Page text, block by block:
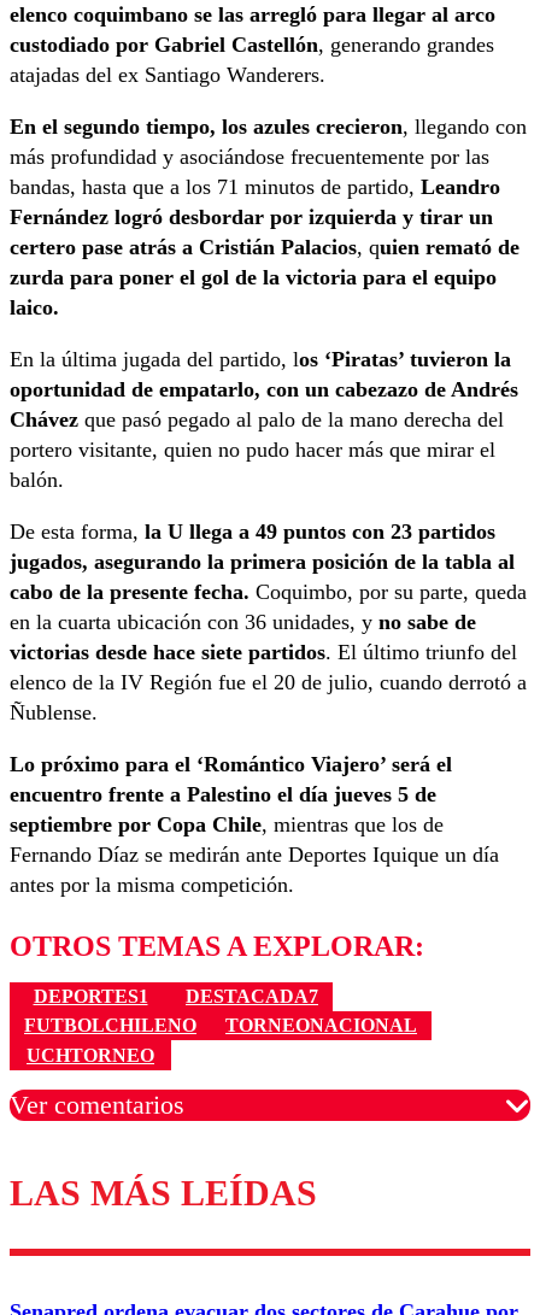
elenco coquimbano se las arregló para llegar al arco
custodiado por Gabriel Castellón, generando grandes
atajadas del ex Santiago Wanderers.
En el segundo tiempo, los azules crecieron, llegando con
más profundidad y asociándose frecuentemente por las
bandas, hasta que a los 71 minutos de partido, Leandro
Fernández logró desbordar por izquierda y tirar un
certero pase atrás a Cristián Palacios, quien remató de
zurda para poner el gol de la victoria para el equipo
laico.
En la última jugada del partido, los ‘Piratas’ tuvieron la
oportunidad de empatarlo, con un cabezazo de Andrés
Chávez que pasó pegado al palo de la mano derecha del
portero visitante, quien no pudo hacer más que mirar el
balón.
De esta forma, la U llega a 49 puntos con 23 partidos
jugados, asegurando la primera posición de la tabla al
cabo de la presente fecha. Coquimbo, por su parte, queda
en la cuarta ubicación con 36 unidades, y no sabe de
victorias desde hace siete partidos. El último triunfo del
elenco de la IV Región fue el 20 de julio, cuando derrotó a
Ñublense.
Lo próximo para el ‘Romántico Viajero’ será el
encuentro frente a Palestino el día jueves 5 de
septiembre por Copa Chile, mientras que los de
Fernando Díaz se medirán ante Deportes Iquique un día
antes por la misma competición.
OTROS TEMAS A EXPLORAR:
DEPORTES1
DESTACADA7
FUTBOLCHILENO
TORNEONACIONAL
UCHTORNEO
Ver comentarios
Los comentarios son moderados para garantizar un
diálogo respetuoso.
LAS MÁS LEÍDAS